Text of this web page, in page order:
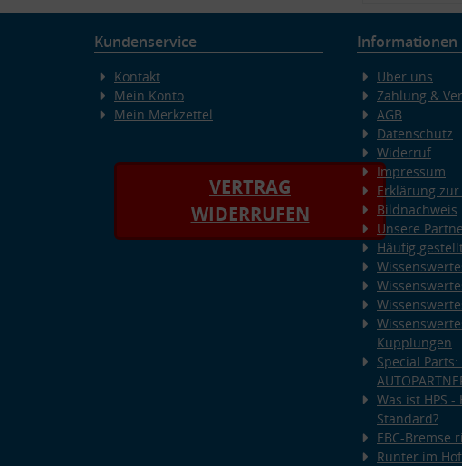
Kundenservice
Kontakt
Mein Konto
Mein Merkzettel
VERTRAG
WIDERRUFEN
Informationen
Über uns
Zahlung &
AGB
Datenschutz
Widerruf
Impressum
Erklärung
Bildnachweis
Unsere
Häufig
Kupplungen
Special
Was ist HPS
Standard?
EBC-Bremse
Runter im Hof